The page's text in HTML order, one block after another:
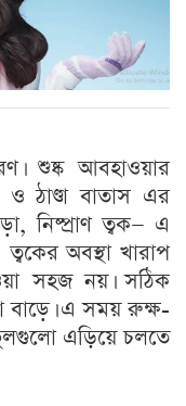
শুষ্ক আবহাওয়ার
ঠাণ্ডা বাতাস এর
নিষ্প্রাণ ত্বক— এ
অবস্থা খারাপ
সহজ নয়। সঠিক
বাড়ে। এ সময় রুক্ষ-
এড়িয়ে চলতে